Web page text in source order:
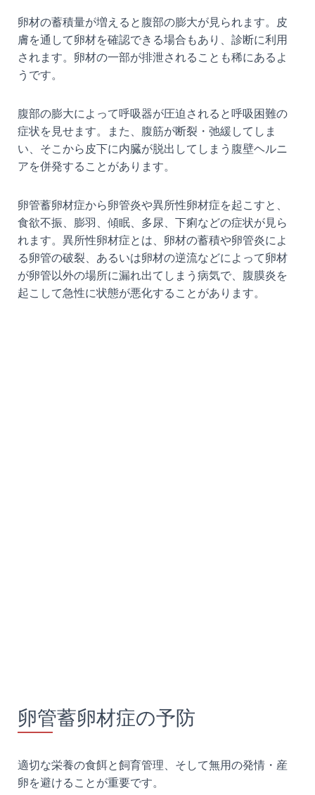
卵材の蓄積量が増えると腹部の膨大が見られます。皮
膚を通して卵材を確認できる場合もあり、診断に利用
されます。卵材の一部が排泄されることも稀にあるよ
うです。
腹部の膨大によって呼吸器が圧迫されると呼吸困難の
症状を見せます。また、腹筋が断裂・弛緩してしま
い、そこから皮下に内臓が脱出してしまう腹壁ヘルニ
アを併発することがあります。
卵管蓄卵材症から卵管炎や異所性卵材症を起こすと、
食欲不振、膨羽、傾眠、多尿、下痢などの症状が見ら
れます。異所性卵材症とは、卵材の蓄積や卵管炎によ
る卵管の破裂、あるいは卵材の逆流などによって卵材
が卵管以外の場所に漏れ出てしまう病気で、腹膜炎を
起こして急性に状態が悪化することがあります。
卵管蓄卵材症の予防
適切な栄養の食餌と飼育管理、そして無用の発情・産
卵を避けることが重要です。